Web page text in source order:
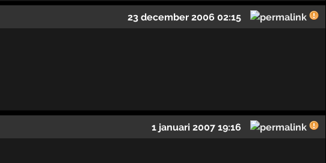
23 december 2006 02:15
1 januari 2007 19:16